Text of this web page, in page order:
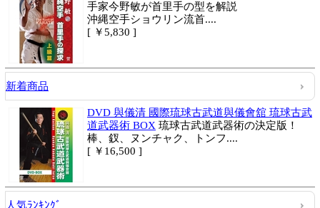
手家今野敏が首里手の型を解説
沖縄空手ショウリン流首....
[ ￥5,830 ]
新着商品
DVD 與儀清 國際琉球古武道與儀會舘 琉球古武
道武器術 BOX 琉球古武道武器術の決定版！
棒、釵、ヌンチャク、トンフ....
[ ￥16,500 ]
人気ﾗﾝｷﾝｸﾞ